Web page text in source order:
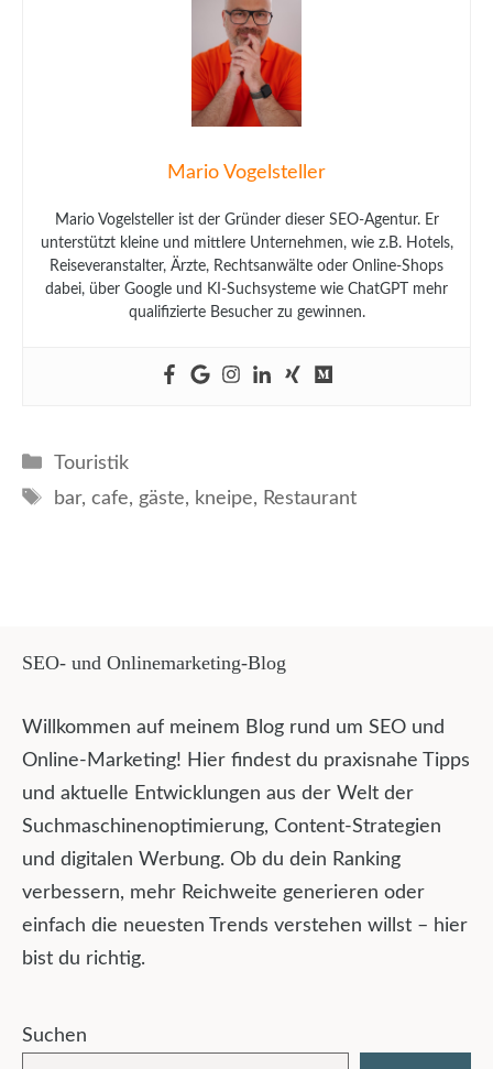
Mario Vogelsteller
Mario Vogelsteller ist der Gründer dieser SEO-Agentur. Er
unterstützt kleine und mittlere Unternehmen, wie z.B. Hotels,
Reiseveranstalter, Ärzte, Rechtsanwälte oder Online-Shops
dabei, über Google und KI-Suchsysteme wie ChatGPT mehr
qualifizierte Besucher zu gewinnen.
Kategorien
Touristik
Schlagwörter
bar, cafe, gäste, kneipe, Restaurant
SEO- und Onlinemarketing-Blog
Willkommen auf meinem Blog rund um SEO und
Online-Marketing! Hier findest du praxisnahe Tipps
und aktuelle Entwicklungen aus der Welt der
Suchmaschinenoptimierung, Content-Strategien
und digitalen Werbung. Ob du dein Ranking
verbessern, mehr Reichweite generieren oder
einfach die neuesten Trends verstehen willst – hier
bist du richtig.
Suchen